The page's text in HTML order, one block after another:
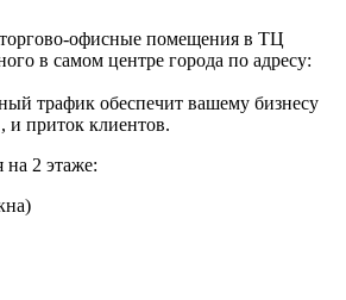
офисные помещения в ТЦ
в самом центре города по адресу:
трафик обеспечит вашему бизнесу
и приток клиентов.
2 этаже: